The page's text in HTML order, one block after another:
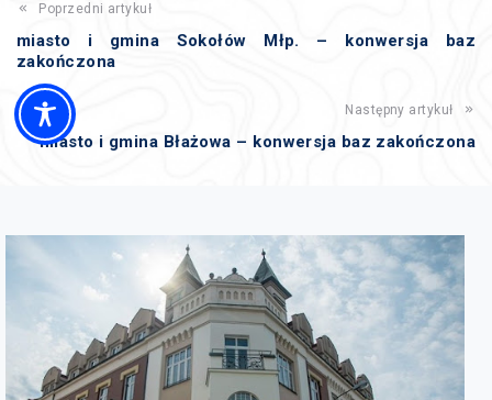
Poprzedni artykuł
miasto i gmina Sokołów Młp. – konwersja baz
zakończona
Następny artykuł
miasto i gmina Błażowa – konwersja baz zakończona